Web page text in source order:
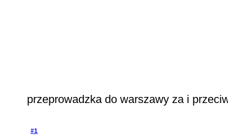
przeprowadzka do warszawy za i
#1